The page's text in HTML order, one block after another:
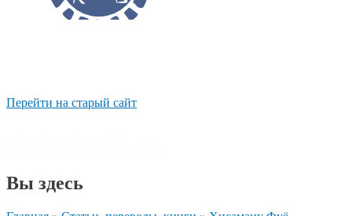
Перейти на старый сайт
Вы здесь